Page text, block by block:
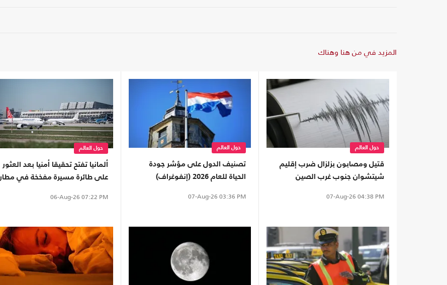
المزيد في من هنا وهناك
حول العالم
قتيل ومصابون بزلزال ضرب إقليم
شيتشوان جنوب غرب الصين
07-Aug-26 04:38 PM
حول العالم
تصنيف الدول على مؤشر جودة
الحياة للعام 2026 (إنفوغراف)
07-Aug-26 03:36 PM
حول العالم
ألمانيا تفتح تحقيقا أمنيا بعد العثور
على طائرة مسيرة مفخخة في مطار
06-Aug-26 07:22 PM